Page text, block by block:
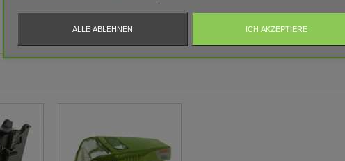
ALLE ABLEHNEN ICH AKZEPTIERE